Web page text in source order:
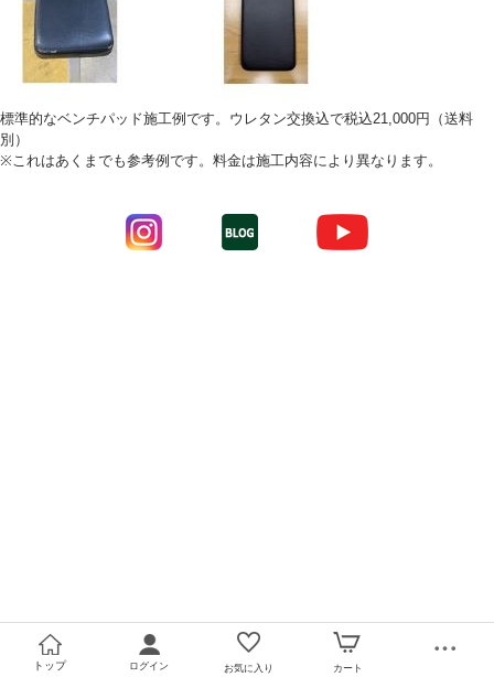
標準的なベンチパッド施工例です。ウレタン交換込で税込21,000円（送料
別）
※これはあくまでも参考例です。料金は施工内容により異なります。
トップ ログイン お気に入り カート